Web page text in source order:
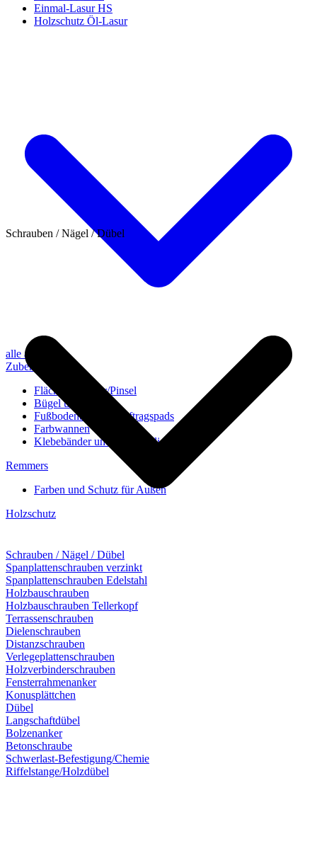
Einmal-Lasur HS
Holzschutz Öl-Lasur
alle anzeigen
Zubehör
Flächenstreicher/Pinsel
Bügel und Rollen
Fußbodenbürsten/Auftragspads
Farbwannen
Klebebänder und Abdeckvlies
Remmers
Farben und Schutz für Außen
Holzschutz
Schrauben / Nägel / Dübel
Schrauben / Nägel / Dübel
Spanplattenschrauben verzinkt
Spanplattenschrauben Edelstahl
Holzbauschrauben
Holzbauschrauben Tellerkopf
Terrassenschrauben
Dielenschrauben
Distanzschrauben
Verlegeplattenschrauben
Holzverbinderschrauben
Fensterrahmenanker
Konusplättchen
Dübel
Langschaftdübel
Bolzenanker
Betonschraube
Schwerlast-Befestigung/Chemie
Riffelstange/Holzdübel